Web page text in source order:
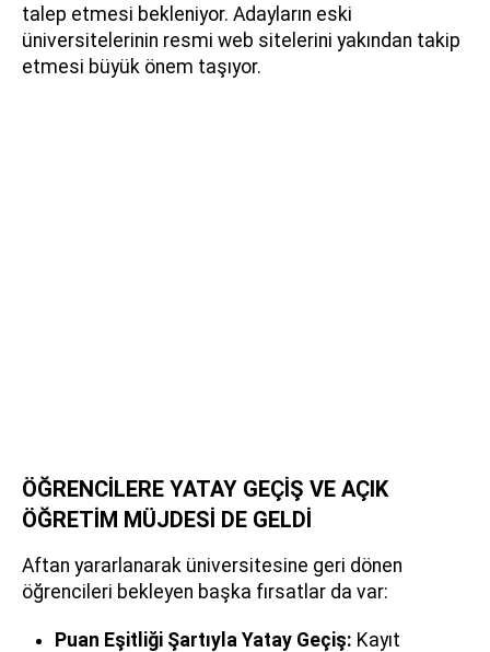
talep etmesi bekleniyor. Adayların eski
üniversitelerinin resmi web sitelerini yakından takip
etmesi büyük önem taşıyor.
ÖĞRENCİLERE YATAY GEÇİŞ VE AÇIK
ÖĞRETİM MÜJDESİ DE GELDİ
Aftan yararlanarak üniversitesine geri dönen
öğrencileri bekleyen başka fırsatlar da var:
Puan Eşitliği Şartıyla Yatay Geçiş: Kayıt